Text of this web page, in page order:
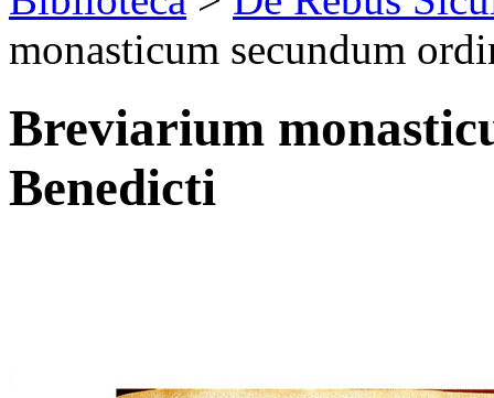
monasticum secundum
Breviarium
Benedicti